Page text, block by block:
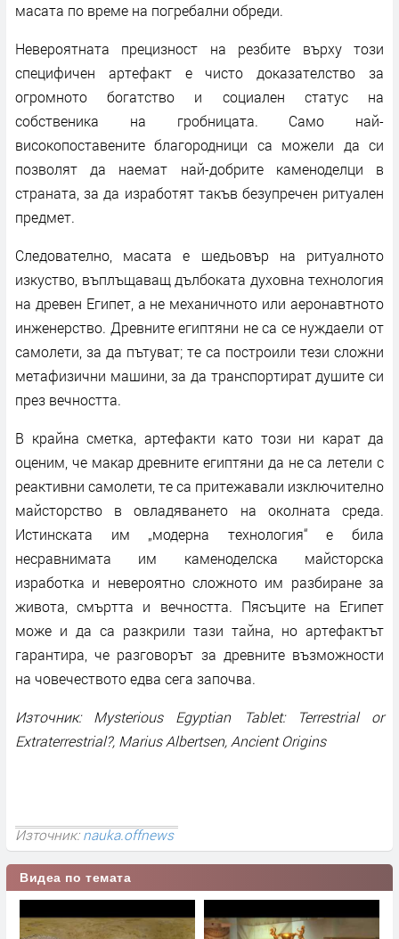
масата по време на погребални обреди.
Невероятната прецизност на резбите върху този
специфичен артефакт е чисто доказателство за
огромното богатство и социален статус на
собственика на гробницата. Само най-
високопоставените благородници са можели да си
позволят да наемат най-добрите каменоделци в
страната, за да изработят такъв безупречен ритуален
предмет.
Следователно, масата е шедьовър на ритуалното
изкуство, въплъщаващ дълбоката духовна технология
на древен Египет, а не механичното или аеронавтното
инженерство. Древните египтяни не са се нуждаели от
самолети, за да пътуват; те са построили тези сложни
метафизични машини, за да транспортират душите си
през вечността.
В крайна сметка, артефакти като този ни карат да
оценим, че макар древните египтяни да не са летели с
реактивни самолети, те са притежавали изключително
майсторство в овладяването на околната среда.
Истинската им „модерна технология“ е била
несравнимата им каменоделска майсторска
изработка и невероятно сложното им разбиране за
живота, смъртта и вечността. Пясъците на Египет
може и да са разкрили тази тайна, но артефактът
гарантира, че разговорът за древните възможности
на човечеството едва сега започва.
Източник: Mysterious Egyptian Tablet: Terrestrial or
Extraterrestrial?, Marius Albertsen, Ancient Origins
Източник:nauka.offnews
Видеа по темата